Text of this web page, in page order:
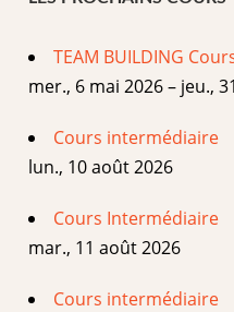
TEAM BUILDING
mer., 6 mai 2026 – jeu.,
Cours intermédiaire
lun., 10 août 2026
Cours Intermédiaire
mar., 11 août 2026
Cours intermédiaire